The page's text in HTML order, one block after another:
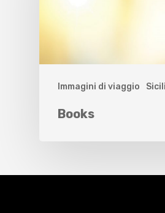
Immagini di viaggio
Books